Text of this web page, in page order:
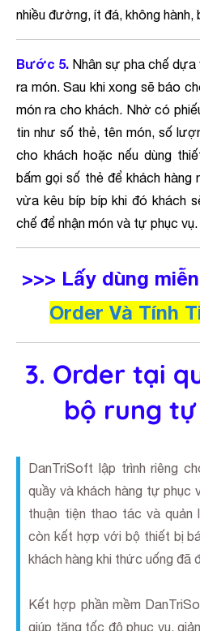
nhiều đường, ít đá, không hành,
Bước 5. Nhân sự pha chế dựa
ra món. Sau khi xong sẽ báo
món ra cho khách. Nhờ có
tin như số thẻ, tên món, số
cho khách hoặc nếu dùng
bấm gọi số thẻ để khách hàng
vừa kêu bíp bíp khi đó khách
chế để nhận món và tự phục vụ.
>>> Lấy dùng
Order Và Tính
3. Order tại
bộ rung
DanTriSoft lập trình riêng
quầy và khách hàng tự phục
thuận tiện thao tác và quản
còn kết hợp với bộ thiết bị
khách hàng khi thức uống đã
Kết hợp phần mềm
giúp tăng tốc độ phục vụ,